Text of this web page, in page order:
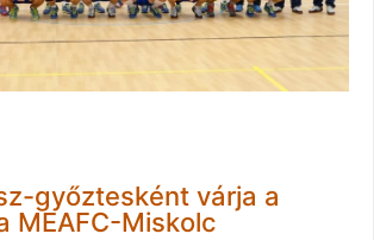
győztesként várja a
MEAFC-Miskolc